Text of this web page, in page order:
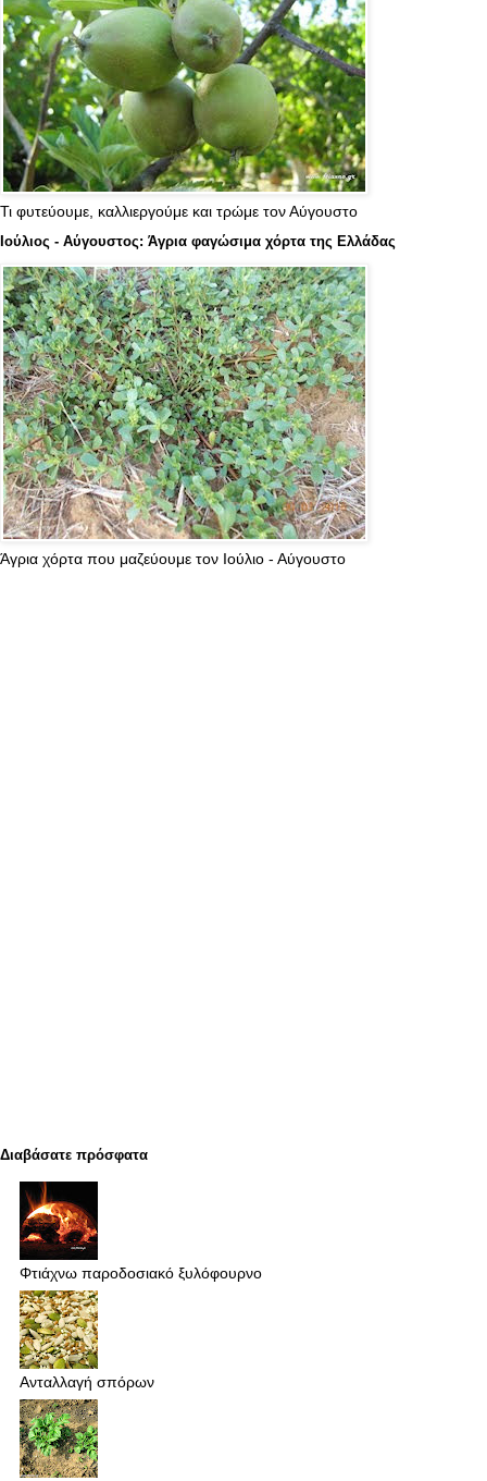
Τι φυτεύουμε, καλλιεργούμε και τρώμε τον Αύγουστο
Ιούλιος - Αύγουστος: Άγρια φαγώσιμα χόρτα της Ελλάδας
Άγρια χόρτα που μαζεύουμε τον Ιούλιο - Αύγουστο
Διαβάσατε πρόσφατα
Φτιάχνω παροδοσιακό ξυλόφουρνο
Ανταλλαγή σπόρων